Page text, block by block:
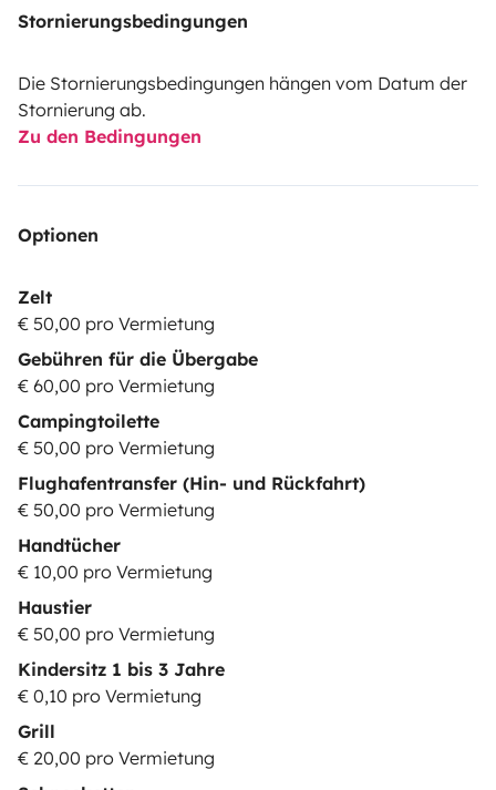
Stornierungsbedingungen
Die Stornierungsbedingungen hängen vom Datum der
Stornierung ab.
Zu den Bedingungen
Optionen
Zelt
€ 50,00 pro Vermietung
Gebühren für die Übergabe
€ 60,00 pro Vermietung
Campingtoilette
€ 50,00 pro Vermietung
Flughafentransfer (Hin- und Rückfahrt)
€ 50,00 pro Vermietung
Handtücher
€ 10,00 pro Vermietung
Haustier
€ 50,00 pro Vermietung
Kindersitz 1 bis 3 Jahre
€ 0,10 pro Vermietung
Grill
€ 20,00 pro Vermietung